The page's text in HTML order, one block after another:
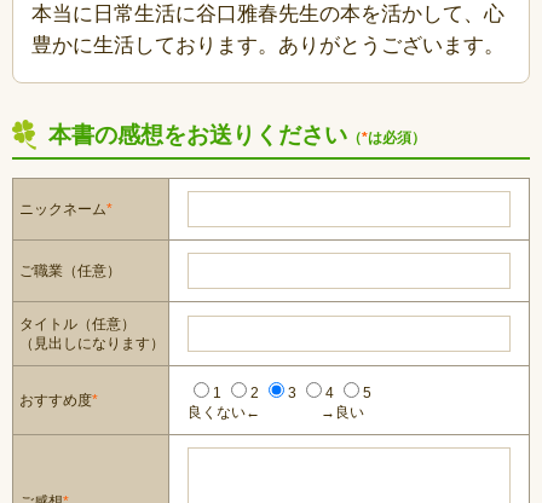
本当に日常生活に谷口雅春先生の本を活かして、心
豊かに生活しております。ありがとうございます。
本書の感想をお送りください （*は必須）
ニックネーム*
ご職業（任意）
タイトル（任意）
（見出しになります）
おすすめ度* 1 2 3 4
5
良くない←
→良い